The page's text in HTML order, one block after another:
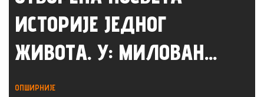
ИСТОРИЈЕ ЈЕДНОГ
ЖИВОТА. У: МИЛОВАН...
ОПШИРНИЈЕ